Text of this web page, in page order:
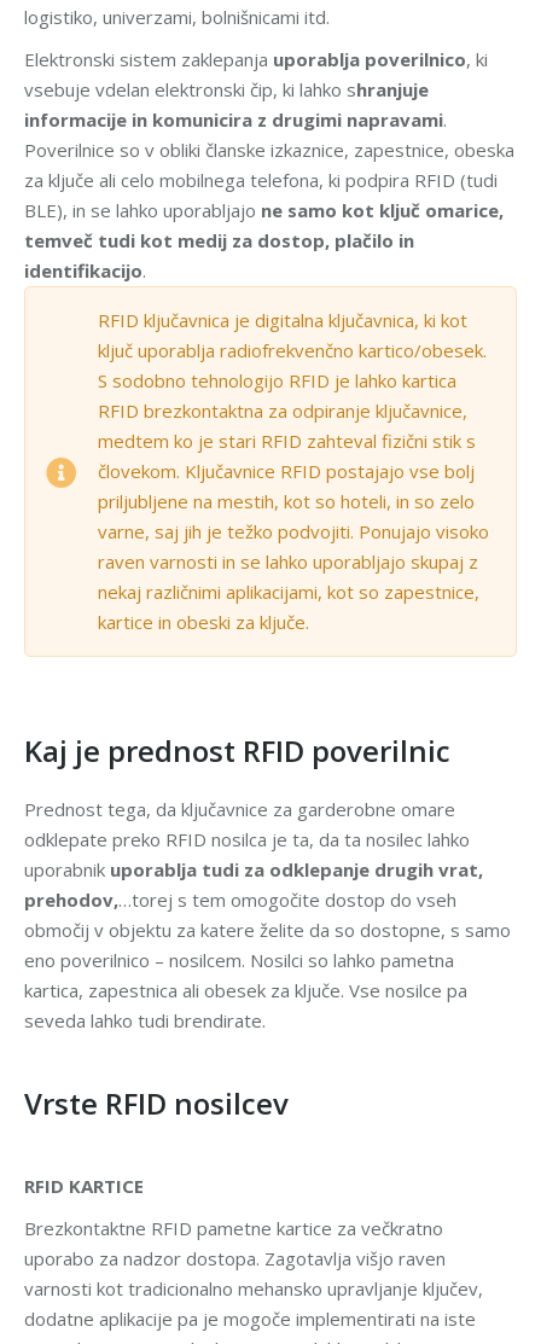
logistiko, univerzami, bolnišnicami itd.
Elektronski sistem zaklepanja uporablja poverilnico, ki
vsebuje vdelan elektronski čip, ki lahko shranjuje
informacije in komunicira z drugimi napravami.
Poverilnice so v obliki članske izkaznice, zapestnice, obeska
za ključe ali celo mobilnega telefona, ki podpira RFID (tudi
BLE), in se lahko uporabljajo ne samo kot ključ omarice,
temveč tudi kot medij za dostop, plačilo in
identifikacijo.
RFID ključavnica je digitalna ključavnica, ki kot
ključ uporablja radiofrekvenčno kartico/obesek.
S sodobno tehnologijo RFID je lahko kartica
RFID brezkontaktna za odpiranje ključavnice,
medtem ko je stari RFID zahteval fizični stik s
človekom. Ključavnice RFID postajajo vse bolj
priljubljene na mestih, kot so hoteli, in so zelo
varne, saj jih je težko podvojiti. Ponujajo visoko
raven varnosti in se lahko uporabljajo skupaj z
nekaj različnimi aplikacijami, kot so zapestnice,
kartice in obeski za ključe.
Kaj je prednost RFID poverilnic
Prednost tega, da ključavnice za garderobne omare
odklepate preko RFID nosilca je ta, da ta nosilec lahko
uporabnik uporablja tudi za odklepanje drugih vrat,
prehodov,…torej s tem omogočite dostop do vseh
območij v objektu za katere želite da so dostopne, s samo
eno poverilnico – nosilcem. Nosilci so lahko pametna
kartica, zapestnica ali obesek za ključe. Vse nosilce pa
seveda lahko tudi brendirate.
Vrste RFID nosilcev
RFID KARTICE
Brezkontaktne RFID pametne kartice za večkratno
uporabo za nadzor dostopa. Zagotavlja višjo raven
varnosti kot tradicionalno mehansko upravljanje ključev,
dodatne aplikacije pa je mogoče implementirati na iste